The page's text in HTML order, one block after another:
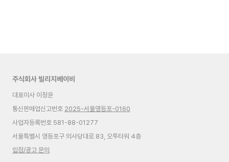
주식회사 빌리지베이비
대표이사 이정윤
통신판매업신고번호 2025-서울영등포-0160
사업자등록번호 581-88-01277
서울특별시 영등포구 의사당대로 83, 오투타워 4층
입점/광고 문의